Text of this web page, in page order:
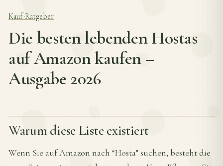
Kauf-Ratgeber
Die besten lebenden Hostas
auf Amazon kaufen –
Ausgabe 2026
Warum diese Liste existiert
Wenn Sie auf Amazon nach “Hosta” suchen, besteht die